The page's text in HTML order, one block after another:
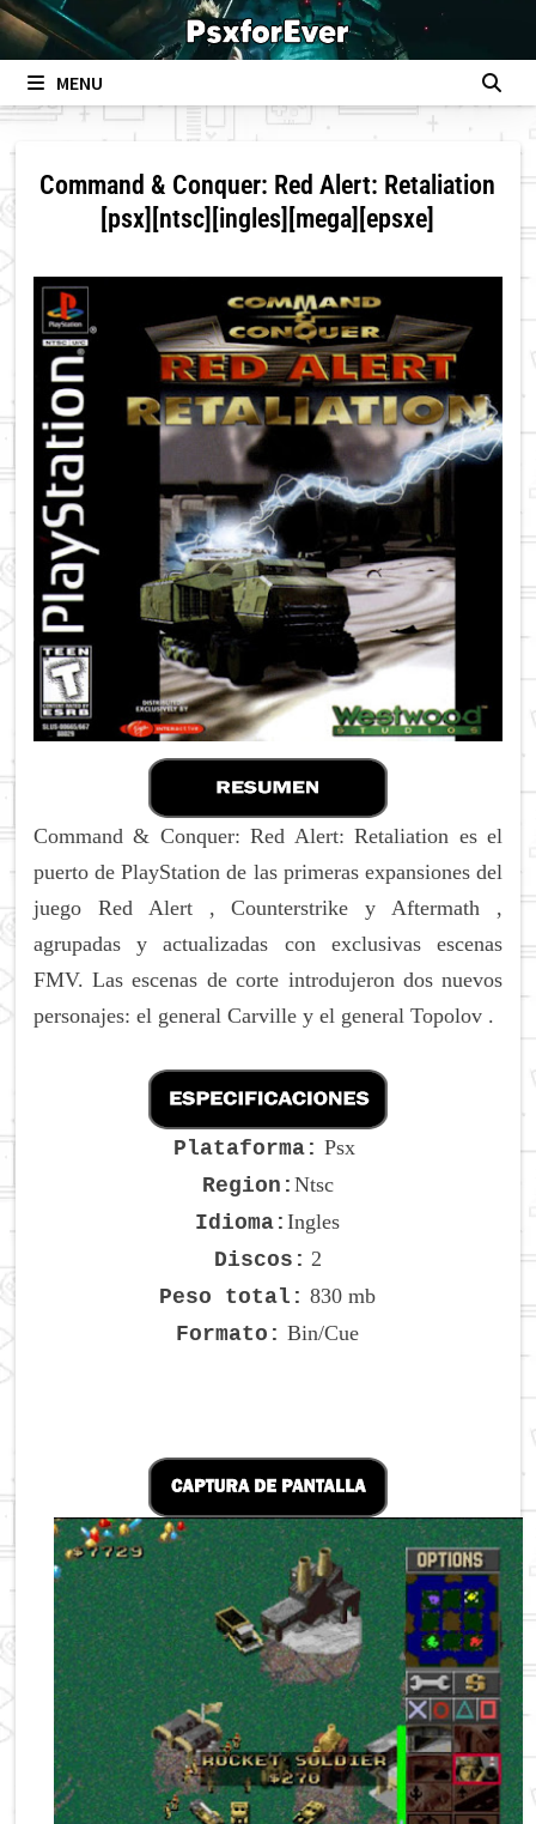
Skip
to
contentMENU
Command & Conquer: Red Alert: Retaliation
[psx][ntsc][ingles][mega][epsxe]
Command & Conquer: Red Alert: Retaliation es el
puerto de PlayStation de las primeras expansiones del
juego Red Alert , Counterstrike y Aftermath ,
agrupadas y actualizadas con exclusivas escenas
FMV. Las escenas de corte introdujeron dos nuevos
personajes: el general Carville y el general Topolov .
Plataforma: Psx
Region: Ntsc
Idioma:Ingles
Discos: 2
Peso total: 830 mb
Formato: Bin/Cue